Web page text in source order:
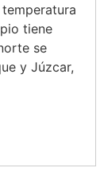
tiene
se
y Júzcar,